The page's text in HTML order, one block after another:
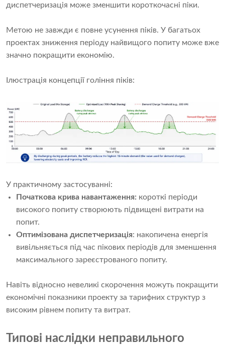
диспетчеризація може зменшити короткочасні піки.
Метою не завжди є повне усунення піків. У багатьох
проектах зниження періоду найвищого попиту може вже
значно покращити економію.
Ілюстрація концепції гоління піків:
У практичному застосуванні:
Початкова крива навантаження: короткі періоди
високого попиту створюють підвищені витрати на
попит.
Оптимізована диспетчеризація: накопичена енергія
вивільняється під час пікових періодів для зменшення
максимального зареєстрованого попиту.
Навіть відносно невеликі скорочення можуть покращити
економічні показники проекту за тарифних структур з
високим рівнем попиту та витрат.
Типові наслідки неправильного